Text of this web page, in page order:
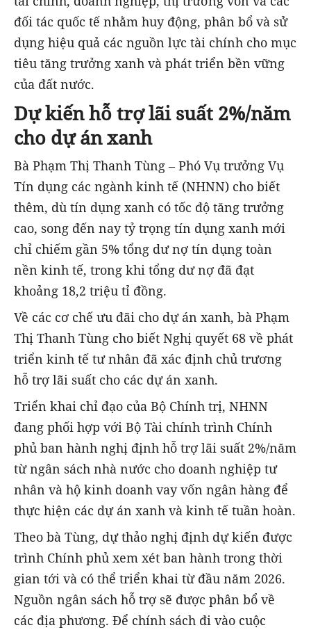
đối tác quốc tế nhằm huy động, phân bổ và sử
dụng hiệu quả các nguồn lực tài chính cho mục
tiêu tăng trưởng xanh và phát triển bền vững
của đất nước.
Dự kiến hỗ trợ lãi suất 2%/năm
cho dự án xanh
Bà Phạm Thị Thanh Tùng – Phó Vụ trưởng Vụ
Tín dụng các ngành kinh tế (NHNN) cho biết
thêm, dù tín dụng xanh có tốc độ tăng trưởng
cao, song đến nay tỷ trọng tín dụng xanh mới
chỉ chiếm gần 5% tổng dư nợ tín dụng toàn
nền kinh tế, trong khi tổng dư nợ đã đạt
khoảng 18,2 triệu tỉ đồng.
Về các cơ chế ưu đãi cho dự án xanh, bà Phạm
Thị Thanh Tùng cho biết Nghị quyết 68 về phát
triển kinh tế tư nhân đã xác định chủ trương
hỗ trợ lãi suất cho các dự án xanh.
Triển khai chỉ đạo của Bộ Chính trị, NHNN
đang phối hợp với Bộ Tài chính trình Chính
phủ ban hành nghị định hỗ trợ lãi suất 2%/năm
từ ngân sách nhà nước cho doanh nghiệp tư
nhân và hộ kinh doanh vay vốn ngân hàng để
thực hiện các dự án xanh và kinh tế tuần hoàn.
Theo bà Tùng, dự thảo nghị định dự kiến được
trình Chính phủ xem xét ban hành trong thời
gian tới và có thể triển khai từ đầu năm 2026.
Nguồn ngân sách hỗ trợ sẽ được phân bổ về
các địa phương. Để chính sách đi vào cuộc